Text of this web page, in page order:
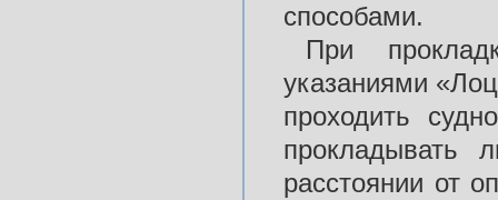
способами.
При
указаниями
проходить
прокладывать
расстоянии от